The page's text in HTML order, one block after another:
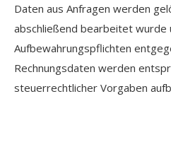
Daten aus Anfragen werden
abschließend bearbeitet wurde
Aufbewahrungspflichten
Rechnungsdaten werden
steuerrechtlicher Vorgaben